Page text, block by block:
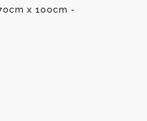
x 100cm -